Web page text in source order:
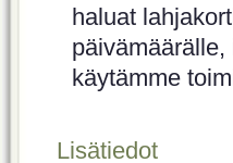
haluat
käytämme
Lisätiedot